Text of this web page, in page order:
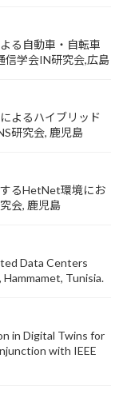
る自動車・自転車
信学会IN研究会,広島
よるハイブリッド
研究会, 鹿児島
るHetNet環境にお
会, 鹿児島
Data Centers
Tunisia.
in Digital Twins for
with IEEE